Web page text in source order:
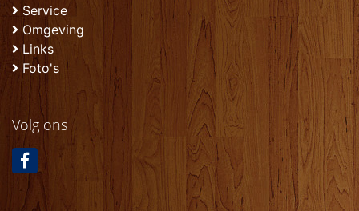
Service
Omgeving
Links
Foto's
Volg ons